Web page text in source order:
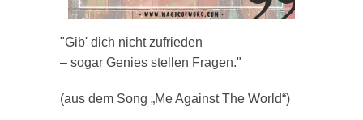
"Gib' dich nicht zufrieden
– sogar Genies stellen Fragen."
(aus dem Song „Me Against The World“)